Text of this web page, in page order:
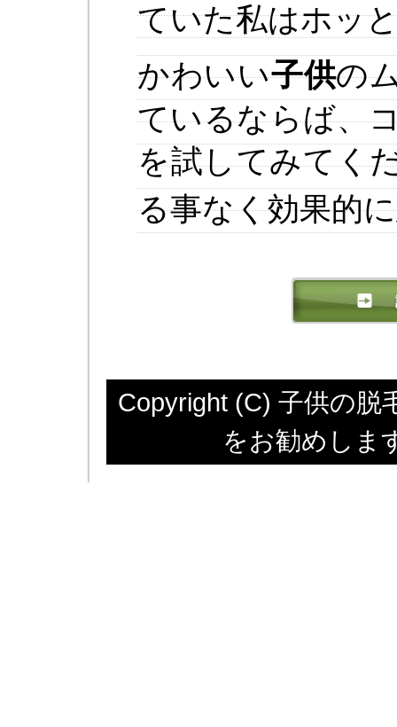
ていた私はホッ
かわいい子供の
ているならば、
を試してみてく
る事なく効果的に
Copyright (C) 子供の脱
をお勧めしま